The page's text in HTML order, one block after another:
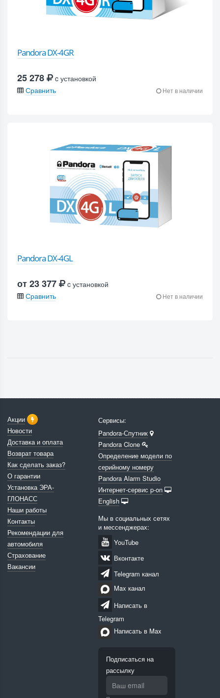
Pandora DX-4GR
25 278
c установкой
Сравнить
Нет в наличии
Pandora DX-4GL
от 23 377
c установкой
Сравнить
Нет в наличии
Акции
Новости
Доставка и оплата
Возврат товара
Как сделать заказ?
О гарантии
Установка ЭРА-
ГЛОНАСС
Наши работы
Контакты
Рекомендации для
автомобиля
Страхование
Вакансии
Сервисы:
Pandora-Спутник
Pandora Clone
Определение модели по
серийному номеру
Pandora Alarm Studio
Интернет-сервис p-on
English
Мы в социальных сетях
и мессенджерах:
YouTube
Вконтакте
Telegram канал
Max канал
Написать в
Telegram
Написать в Max
Подписаться на
рассылку